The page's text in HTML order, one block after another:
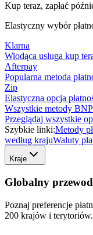
Kup teraz, zapłać
Elastyczny wybór
Klarna
Wiodąca usługa kup
Afterpay
Popularna metoda
Zip
Elastyczna opcja
Wszystkie metody
Przeglądaj wszystkie
Szybkie linki:Metody
według krajuWaluty
Kraje
Globalny
Poznaj preferencje
200 krajów i terytoriów.